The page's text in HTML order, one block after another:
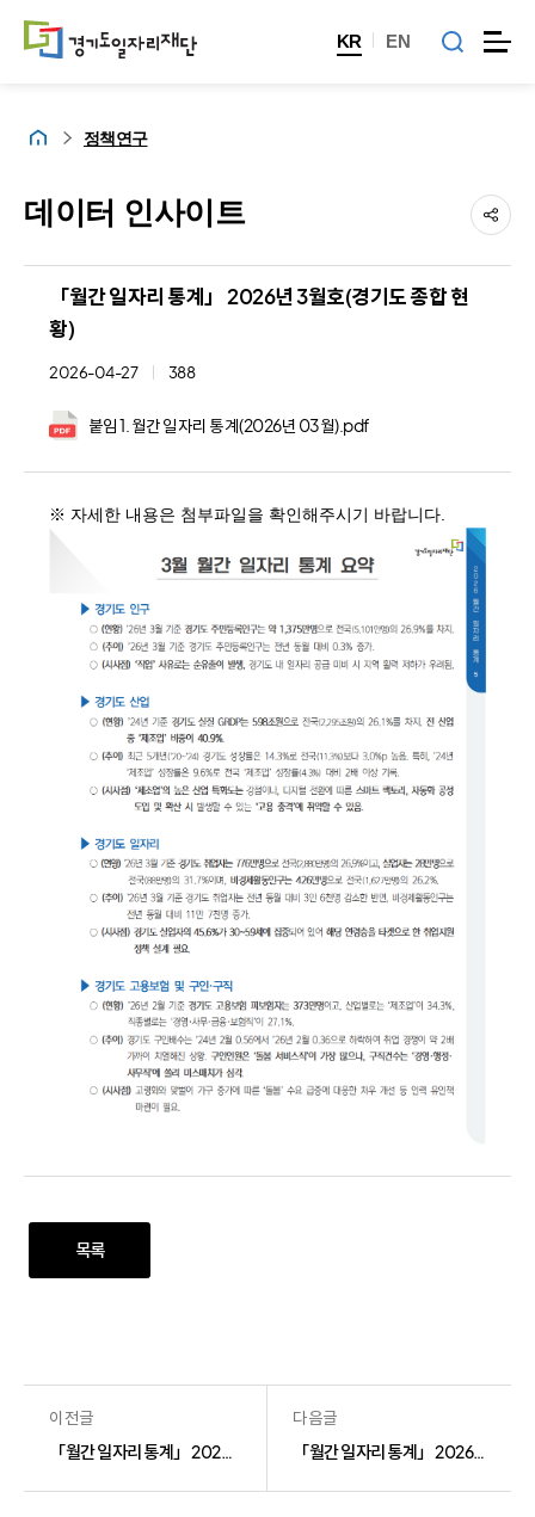
KR EN
홈 정책연구
데이터 인사이트
「월간 일자리 통계」 2026년 3월호(경기도 종합 현
황)
2026-04-27 388
붙임 1. 월간 일자리 통계(2026년 03월).pdf
※ 자세한 내용은 첨부파일을 확인해주시기 바랍니다.
목록
이전글
「월간 일자리 통계」 2026년 2월호(베이비부머)
다음글
「월간 일자리 통계」 2026년 4월호(여성)